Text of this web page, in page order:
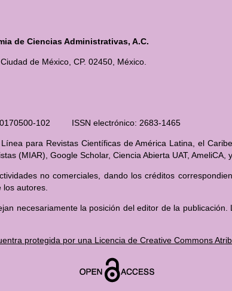
de Ciencias Administrativas, A.C.
de México, CP. 02450, México.
102 ISSN electrónico: 2683-1465
para Revistas Científicas de América Latina, el
(MIAR), Google Scholar, Ciencia Abierta UAT,
no comerciales, dando los créditos
los autores.
necesariamente la posición del editor de la
protegida por una Licencia de Creative Commons